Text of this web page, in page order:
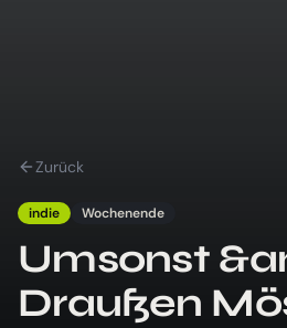
Zurück
indie Wochenende
Umsonst
Draußen